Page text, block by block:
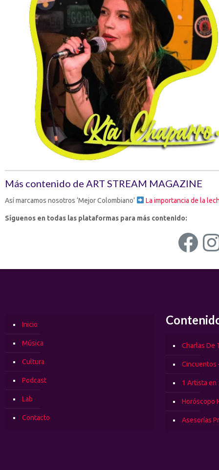
Más contenido de ART STREAM MAGAZINE
Así marcamos nosotros ‘Mejor Colombiano’ La importancia de la
Síguenos en todas las plataformas para más contenido:
Inicio
Música
Cultura
Podcast
Lab
Contacto
Charlas De
Cincuentos
1 Artista en
Horóscopo
Asesorías